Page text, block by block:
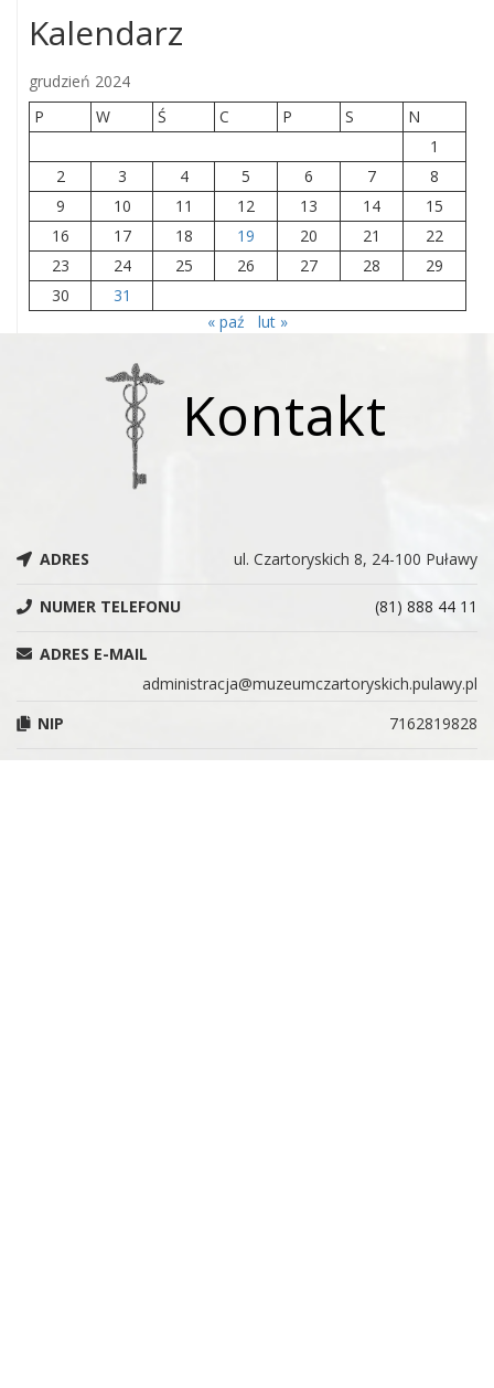
Kalendarz
grudzień 2024
P
W Ś C P S
N
1
2
3 4 5 6 7
8
9
10 11 12 13 14
15
16
17 18 19 20 21
22
23
24 25 26 27 28
29
30
31
« paź
lut »
Kontakt
ADRES ul. Czartoryskich 8, 24-100 Puławy
NUMER TELEFONU (81) 888 44 11
ADRES E-MAIL
administracja@muzeumczartoryskich.pulawy.pl
NIP
7162819828